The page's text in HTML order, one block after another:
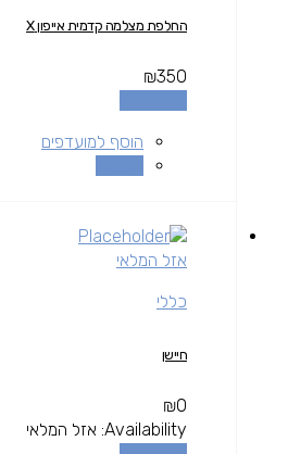
החלפת מצלמה קדמית אייפון X
₪350
הוסף למועדפים
אזל המלאי
כללי
חיישן
₪0
Availability: אזל המלאי